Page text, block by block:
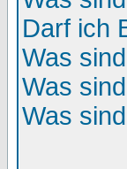
Darf ich
Was
Was
Was